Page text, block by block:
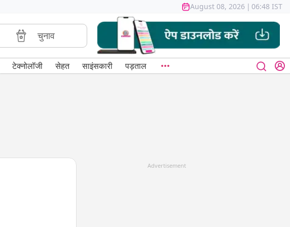
August 08, 2026 | 06:48 IST
चुनाव
टेक्नोलॉजी सेहत साइंसकारी पड़ताल
Advertisement